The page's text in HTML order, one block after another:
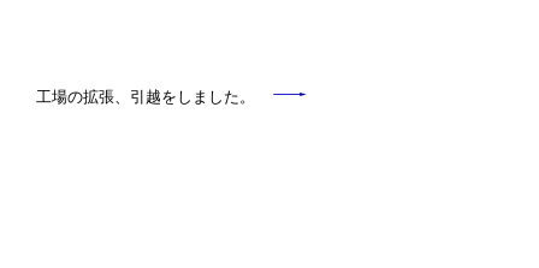
工場の拡張、引越をしました。